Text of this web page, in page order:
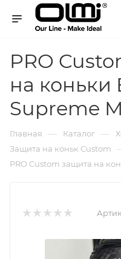
PRO
на коньки
Supreme
Главная — Каталог —
Защита на коньк Custom
PRO Custom защита на